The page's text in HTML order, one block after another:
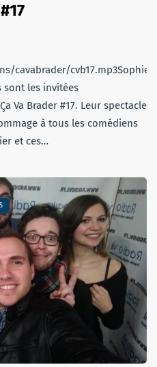
cavabrader/cvb17.mp3Sophie
sont les invitées
Va Brader #17. Leur spectacle
à tous les comédiens
et ces…